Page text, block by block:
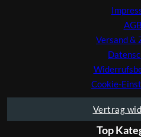
AGB
Versand &
Cookie-
Vertrag
Top